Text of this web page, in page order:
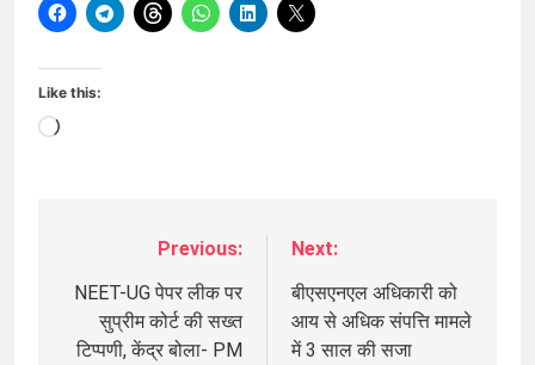
Like this:
Loading…
navigation
Previous:
NEET-UG पेपर लीक पर
सुप्रीम कोर्ट की सख्त
टिप्पणी, केंद्र बोला- PM
Next:
बीएसएनएल अधिकारी को
आय से अधिक संपत्ति मामले
में 3 साल की सजा